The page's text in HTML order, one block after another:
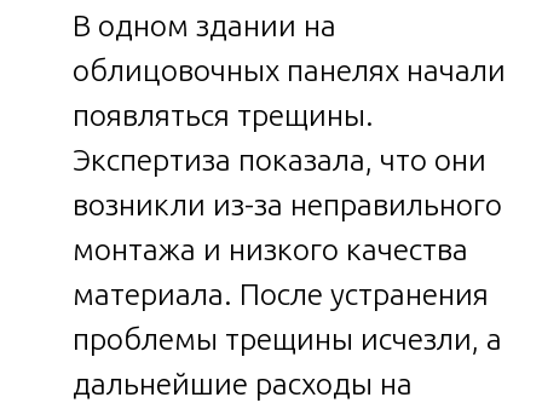
В одном здании на
облицовочных панелях начали
появляться трещины.
Экспертиза показала, что они
возникли из-за неправильного
монтажа и низкого качества
материала. После устранения
проблемы трещины исчезли, а
дальнейшие расходы на